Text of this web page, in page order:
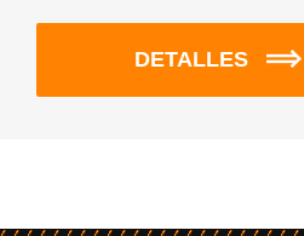
DETALLES